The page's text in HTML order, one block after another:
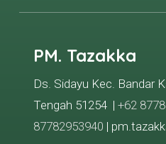
PM. Tazakka
Ds. Sidayu Kec. Bandar
Tengah 51254 | +62
87782953940 |